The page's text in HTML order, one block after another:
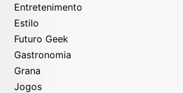
Entretenimento
Estilo
Futuro Geek
Gastronomia
Grana
Jogos